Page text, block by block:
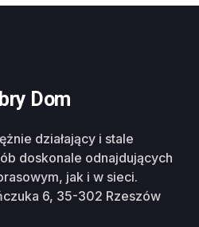
Dom
działający i stale
doskonale odnajdujących
jak i w sieci.
6, 35-302 Rzeszów